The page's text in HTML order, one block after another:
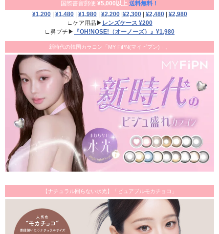
国際書留郵便 ¥5,000以上 送料無料！
¥1,200| ¥1,480| ¥1,980| ¥2,200|¥2,300| ¥2,480| ¥2,980
∟ケア用品▶ レンズケース ¥200
∟鼻プチ▶
『OH!NOSE!（オーノーズ）』¥1,980
新時代の韓国カラコン「MY FiPN(マイピプン)」。
【ナチュラル回らない水光】「ピュアブルモカチョコ」